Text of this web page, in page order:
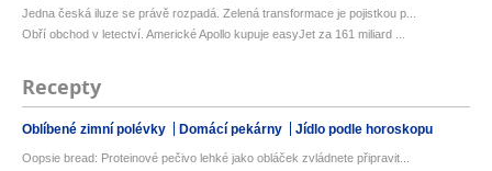
Jedna česká iluze se právě rozpadá. Zelená transformace je pojistkou p...
Obří obchod v letectví. Americké Apollo kupuje easyJet za 161 miliard ...
Recepty
Oblíbené zimní polévky Domácí pekárny Jídlo podle horoskopu
Oopsie bread: Proteinové pečivo lehké jako obláček zvládnete připravit...